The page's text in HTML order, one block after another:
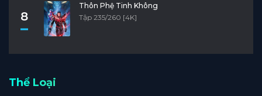
8
Thôn Phệ Tinh Không
Tập 235/260 [4K]
Thể Loại